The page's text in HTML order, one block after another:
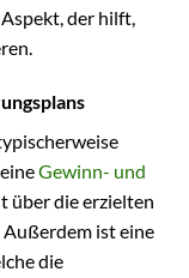
der hilft,
Gewinn- und
über die erzielten
ist eine
die